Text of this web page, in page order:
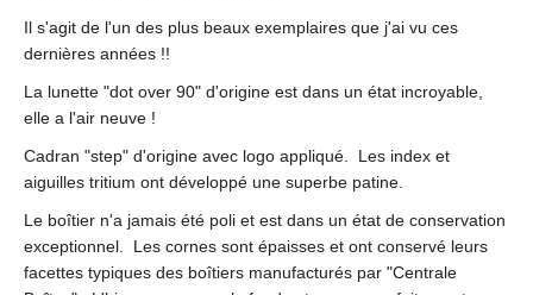
Il s'agit de l'un des plus beaux exemplaires que j'ai vu ces
dernières années !!
La lunette "dot over 90" d'origine est dans un état incroyable,
elle a l'air neuve !
Cadran "step" d'origine avec logo appliqué. Les index et
aiguilles tritium ont développé une superbe patine.
Le boîtier n'a jamais été poli et est dans un état de conservation
exceptionnel. Les cornes sont épaisses et ont conservé leurs
facettes typiques des boîtiers manufacturés par "Centrale